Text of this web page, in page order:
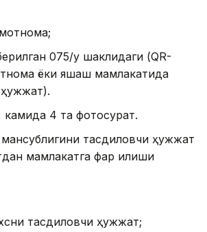
075/у шаклидаги (QR-
ёки яшаш мамлакатида
камида 4 та фотосурат.
мансублигини тасдиқловчи ҳужжат
мамлакатга фарқ қилиши
тасдиқловчи ҳужжат;